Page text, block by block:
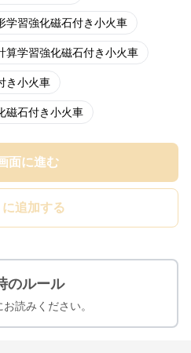
学習強化磁石付き小火車
算学習強化磁石付き小火車
き小火車
磁石付き小火車
面に進む
に追加する
のルール
読みください。